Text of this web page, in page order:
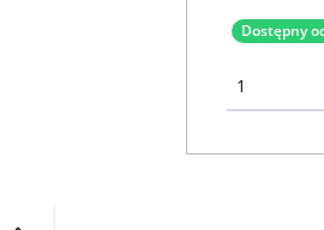
Dostępny